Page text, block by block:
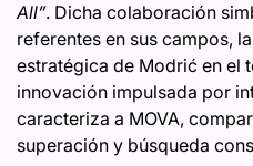
All”. Dicha colaboración
referentes en sus campos,
estratégica de Modrić en el
innovación impulsada por
caracteriza a MOVA,
superación y búsqueda